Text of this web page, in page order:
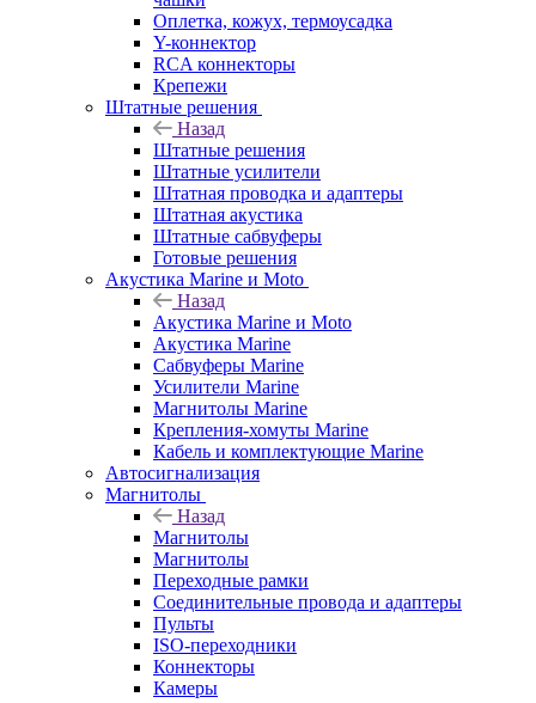
Оплетка, кожух, термоусадка
Y-коннектор
RCA коннекторы
Крепежи
Штатные решения
Назад
Штатные решения
Штатные усилители
Штатная проводка и адаптеры
Штатная акустика
Штатные сабвуферы
Готовые решения
Акустика Marine и Moto
Назад
Акустика Marine и Moto
Акустика Marine
Сабвуферы Marine
Усилители Marine
Магнитолы Marine
Крепления-хомуты Marine
Кабель и комплектующие Marine
Автосигнализация
Магнитолы
Назад
Магнитолы
Магнитолы
Переходные рамки
Соединительные провода и адаптеры
Пульты
ISO-переходники
Коннекторы
Камеры